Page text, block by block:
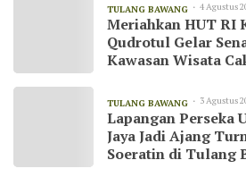
TULANG BAWANG 4 Agustus
Meriahkan HUT RI
Qudrotul Gelar
Kawasan Wisata
TULANG BAWANG 3 Agustus
Lapangan Perseka
Jaya Jadi Ajang
Soeratin di Tulang